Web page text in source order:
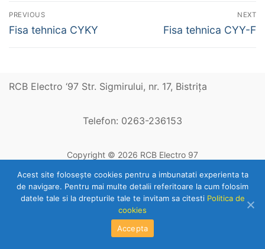
Navigare
în
PREVIOUS
Previous
Fisa tehnica CYKY
NEXT
Next
Fisa tehnica CYY-F
RCB Electro ‘97 Str. Sigmirului, nr. 17, Bistriţa
Telefon: 0263-236153
Copyright © 2026 RCB Electro 97
Acest site foloseşte cookies pentru a imbunatati experienta ta
de navigare. Pentru mai multe detalii referitoare la cum folosim
datele tale si la drepturile tale te invitam sa citesti Politica de
cookies
Accepta